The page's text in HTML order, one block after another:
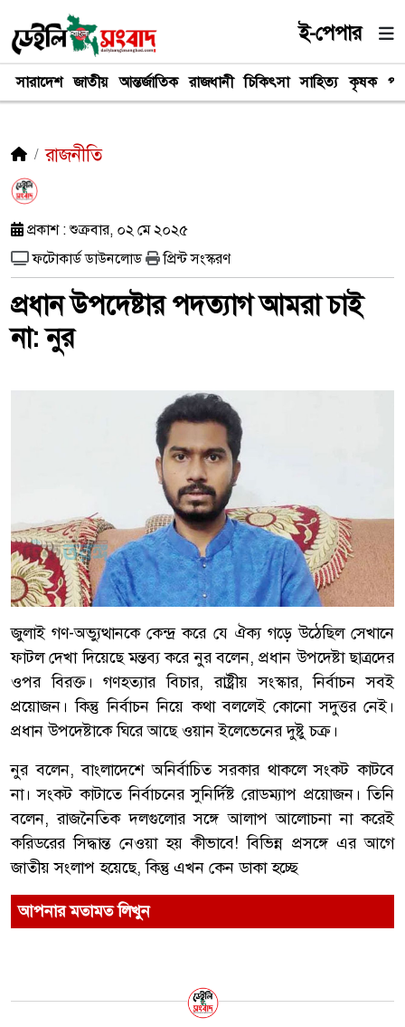
ই-পেপার
সারাদেশ জাতীয় আন্তর্জাতিক রাজধানী চিকিৎসা সাহিত্য কৃষক
রাজনীতি
প্রকাশ : শুক্রবার, ০২ মে ২০২৫
ফটোকার্ড ডাউনলোড
প্রিন্ট সংস্করণ
প্রধান উপদেষ্টার পদত্যাগ আমরা চাই
না: নুর
জুলাই গণ-অভ্যুত্থানকে কেন্দ্র করে যে ঐক্য গড়ে উঠেছিল সেখানে
ফাটল দেখা দিয়েছে মন্তব্য করে নুর বলেন, প্রধান উপদেষ্টা ছাত্রদের
ওপর বিরক্ত। গণহত্যার বিচার, রাষ্ট্রীয় সংস্কার, নির্বাচন সবই
প্রয়োজন। কিন্তু নির্বাচন নিয়ে কথা বললেই কোনো সদুত্তর নেই।
প্রধান উপদেষ্টাকে ঘিরে আছে ওয়ান ইলেভেনের দুষ্টু চক্র।
নুর বলেন, বাংলাদেশে অনির্বাচিত সরকার থাকলে সংকট কাটবে
না। সংকট কাটাতে নির্বাচনের সুনির্দিষ্ট রোডম্যাপ প্রয়োজন। তিনি
বলেন, রাজনৈতিক দলগুলোর সঙ্গে আলাপ আলোচনা না করেই
করিডরের সিদ্ধান্ত নেওয়া হয় কীভাবে! বিভিন্ন প্রসঙ্গে এর আগে
জাতীয় সংলাপ হয়েছে, কিন্তু এখন কেন ডাকা হচ্ছে
আপনার মতামত লিখুন